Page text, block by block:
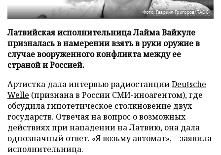
Фото: Гавриил Григоров/ТАСС
Латвийская исполнительница Лайма Вайкуле
призналась в намерении взять в руки оружие в
случае вооруженного конфликта между ее
страной и Россией.
Артистка дала интервью радиостанцииDeutsche
Welle (признана в России СМИ-иноагентом), где
обсудила гипотетическое столкновение двух
государств. Отвечая на вопрос о возможных
действиях при нападении на Латвию, она дала
однозначный ответ. «Я возьму автомат», – заявила
исполнительница.